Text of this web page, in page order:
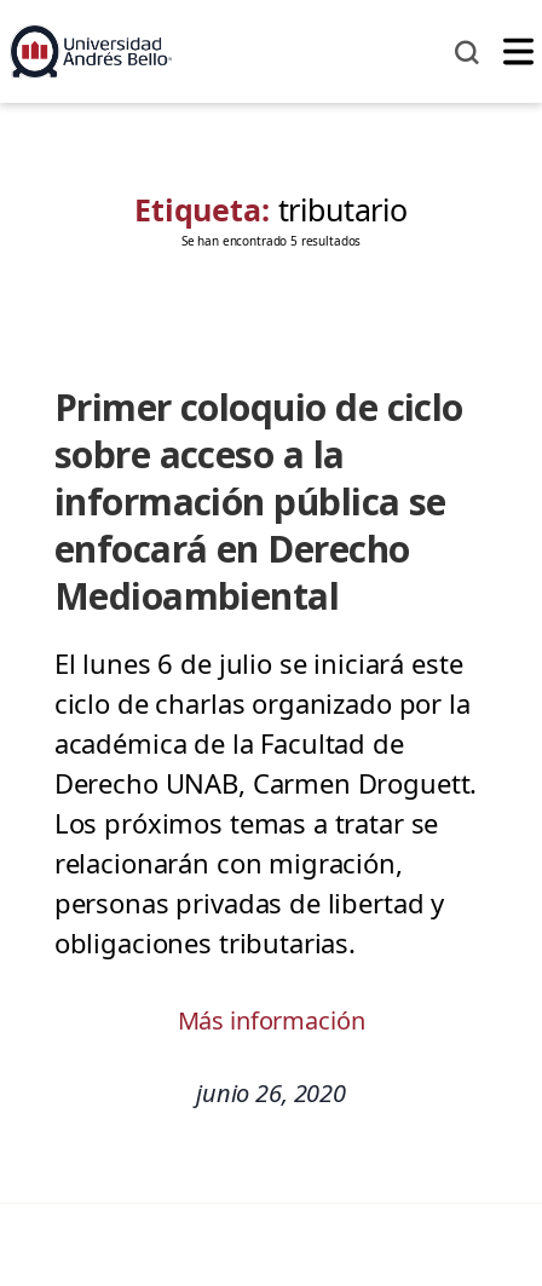
Etiqueta: tributario
Se han encontrado 5 resultados
Primer coloquio de ciclo
sobre acceso a la
información pública se
enfocará en Derecho
Medioambiental
El lunes 6 de julio se iniciará este
ciclo de charlas organizado por la
académica de la Facultad de
Derecho UNAB, Carmen Droguett.
Los próximos temas a tratar se
relacionarán con migración,
personas privadas de libertad y
obligaciones tributarias.
Más información
junio 26, 2020